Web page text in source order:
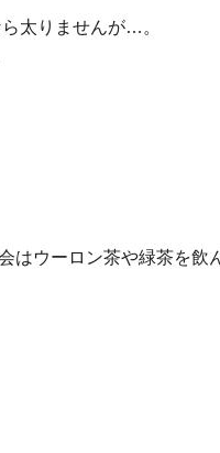
はウーロン茶や緑茶を飲